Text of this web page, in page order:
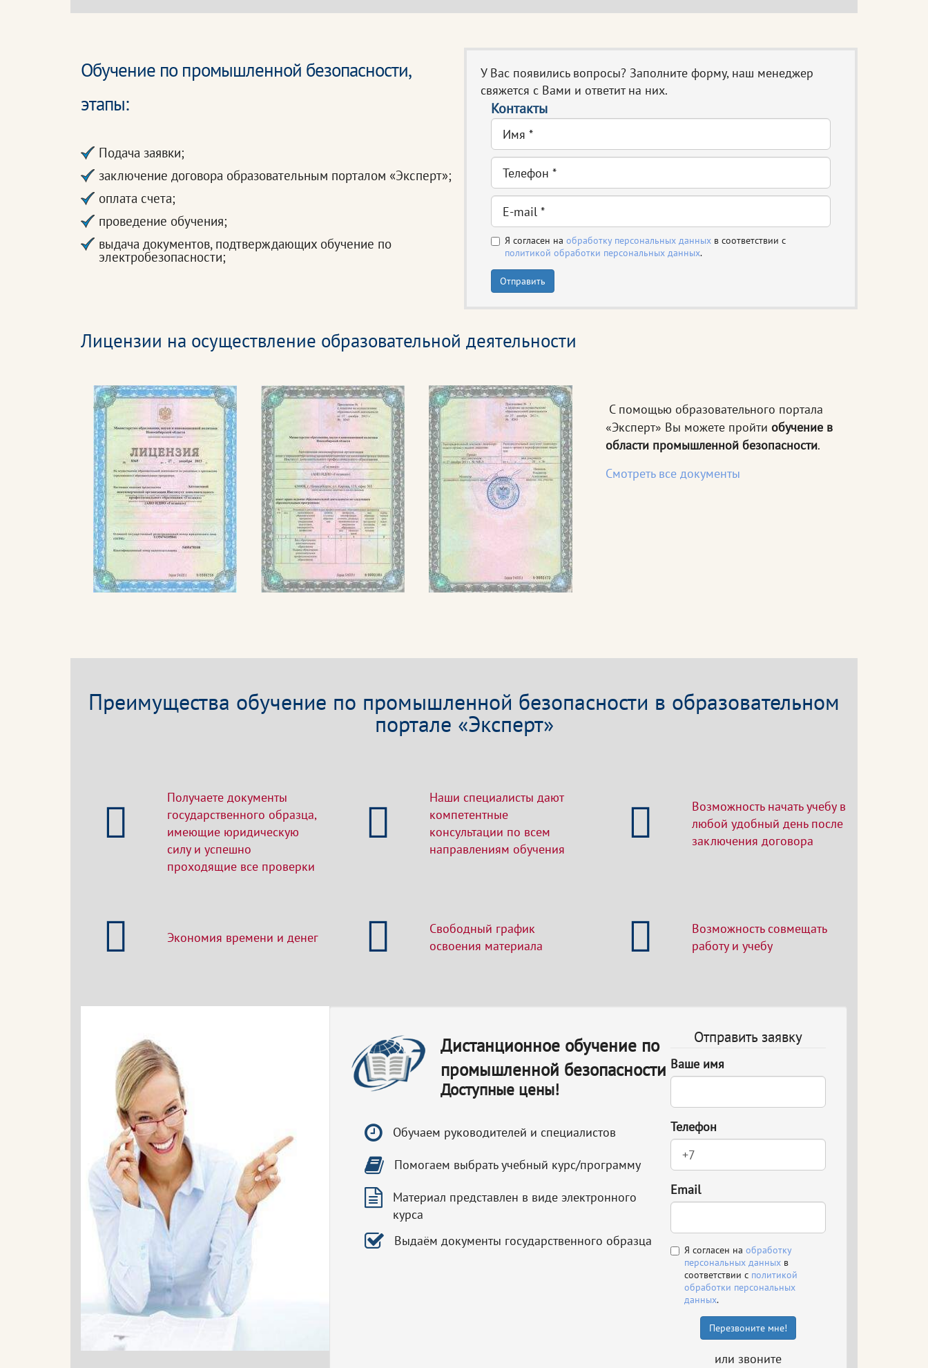
Обучение по промышленной безопасности,
этапы:
Подача заявки;
заключение договора образовательным порталом «Эксперт»;
оплата счета;
проведение обучения;
выдача документов, подтверждающих обучение по
электробезопасности;
У Вас появились вопросы? Заполните форму, наш менеджер
свяжется с Вами и ответит на них.
Контакты
Я согласен на обработку персональных данных в соответствии с
политикой обработки персональных данных.
Отправить
Лицензии на осуществление образовательной деятельности
С помощью образовательного портала
«Эксперт» Вы можете пройти обучение в
области промышленной безопасности.
Смотреть все документы
Преимущества обучение по промышленной безопасности в образовательном
портале «Эксперт»
Получаете документы
государственного образца,
имеющие юридическую
силу и успешно
проходящие все проверки
Наши специалисты дают
компетентные
консультации по всем
направлениям обучения
Возможность начать учебу в
любой удобный день после
заключения договора
Экономия времени и денег
Свободный график
освоения материала
Возможность совмещать
работу и учебу
Дистанционное обучение по
промышленной безопасности
Доступные цены!
Обучаем руководителей и специалистов
Помогаем выбрать учебный курс/программу
Материал представлен в виде электронного
курса
Выдаём документы государственного образца
Отправить заявку
Ваше имя
Телефон
Email
Я согласен на обработку
персональных данных в
соответствии с политикой
обработки персональных
данных.
Перезвоните мне!
или звоните